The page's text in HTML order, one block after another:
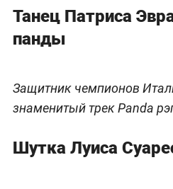
Танец Патриса
панды
Защитник чемпионов
знаменитый трек Panda
Шутка Луиса